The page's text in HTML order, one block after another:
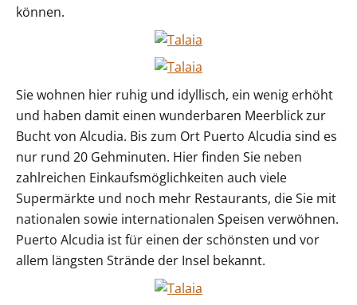
können.
Sie wohnen hier ruhig und idyllisch, ein wenig erhöht
und haben damit einen wunderbaren Meerblick zur
Bucht von Alcudia. Bis zum Ort Puerto Alcudia sind es
nur rund 20 Gehminuten. Hier finden Sie neben
zahlreichen Einkaufsmöglichkeiten auch viele
Supermärkte und noch mehr Restaurants, die Sie mit
nationalen sowie internationalen Speisen verwöhnen.
Puerto Alcudia ist für einen der schönsten und vor
allem längsten Strände der Insel bekannt.